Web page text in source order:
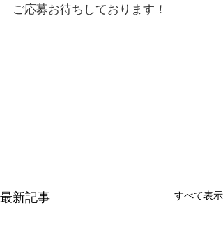
ご応募お待ちしております！
最新記事 すべて表示